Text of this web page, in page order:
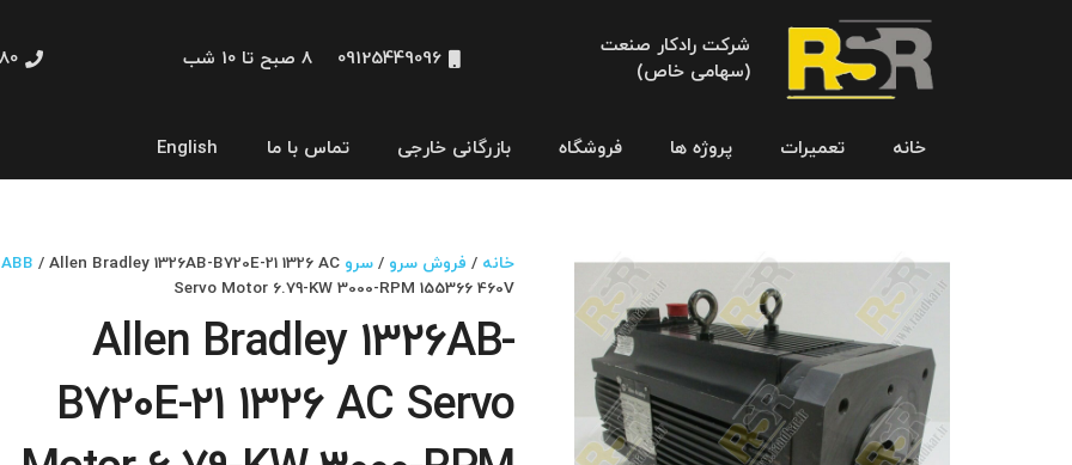
شرکت رادکار صنعت
(سهامی خاص)
09125449096 8 صبح تا 10 شب
خانه تعمیرات پروژه ها فروشگاه بازرگانی خارجی تماس با ما English
خانه / فروش سرو / سرو ABB / Allen Bradley 1326AB-B720E-21 1326 AC
Servo Motor 6.79-KW 3000-RPM 155366 460V
Allen Bradley 1326AB-
B720E-21 1326 AC Servo